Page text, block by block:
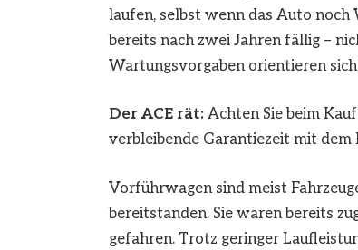
laufen, selbst wenn das Auto
bereits nach zwei Jahren fällig –
Wartungsvorgaben orientieren
Der ACE rät:Achten Sie beim
verbleibende Garantiezeit mit
Vorführwagen sind meist
bereitstanden. Sie waren bereits
gefahren. Trotz geringer